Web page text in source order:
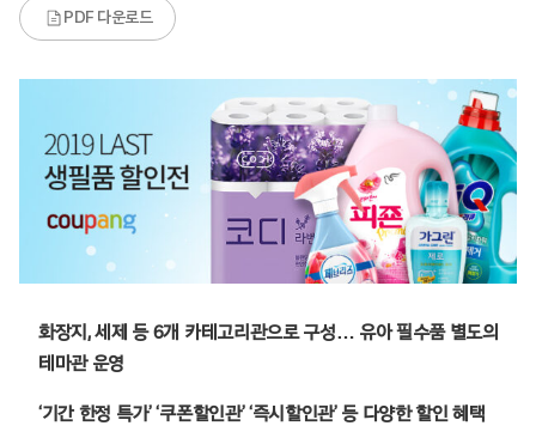
PDF 다운로드
화장지, 세제 등 6개 카테고리관으로 구성… 유아 필수품 별도의
테마관 운영
‘기간 한정 특가’ ‘쿠폰할인관’ ‘즉시할인관’ 등 다양한 할인 혜택